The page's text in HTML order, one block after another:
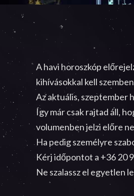
A havi horoszkóp
kihívásokkal kell
Az aktuális, szeptember
Így már csak rajtad áll,
volumenben jelzi előre
Ha pedig személyre
Kérj időpontot a +36 20
Ne szalassz el egyetlen